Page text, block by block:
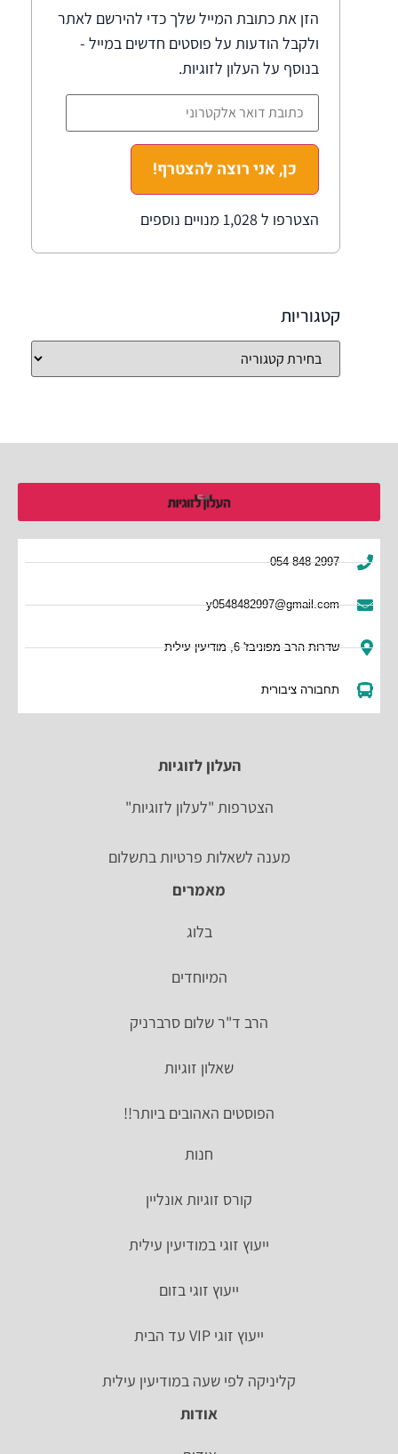
הזן את כתובת המייל שלך כדי להירשם לאתר
ולקבל הודעות על פוסטים חדשים במייל -
בנוסף על העלון לזוגיות.
כן, אני רוצה להצטרף!
הצטרפו ל 1,028 מנויים נוספים
קטגוריות
054-848-2997
y0548482997@gmail.com
שדרות הרב מפוניבז' 6, מודיעין עילית
תחבורה ציבורית
העלון לזוגיות
הצטרפות "לעלון לזוגיות"
מענה לשאלות פרטיות בתשלום
מאמרים
בלוג
המיוחדים
הרב ד"ר שלום סרברניק
שאלון זוגיות
הפוסטים האהובים ביותר!!
חנות
קורס זוגיות אונליין
ייעוץ זוגי במודיעין עילית
ייעוץ זוגי בזום
ייעוץ זוגי VIP עד הבית
קליניקה לפי שעה במודיעין עילית
אודות